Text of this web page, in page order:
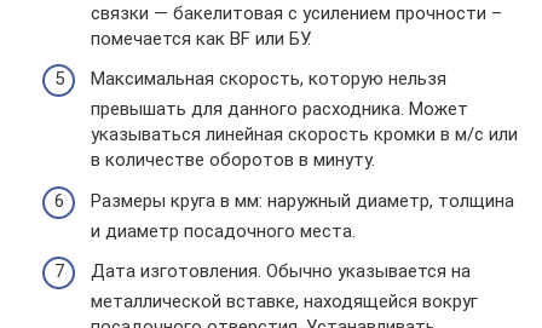
связки — бакелитовая с усилением прочности –
помечается как BF или БУ.
Максимальная скорость, которую нельзя
превышать для данного расходника. Может
указываться линейная скорость кромки в м/с или
в количестве оборотов в минуту.
Размеры круга в мм: наружный диаметр, толщина
и диаметр посадочного места.
Дата изготовления. Обычно указывается на
металлической вставке, находящейся вокруг